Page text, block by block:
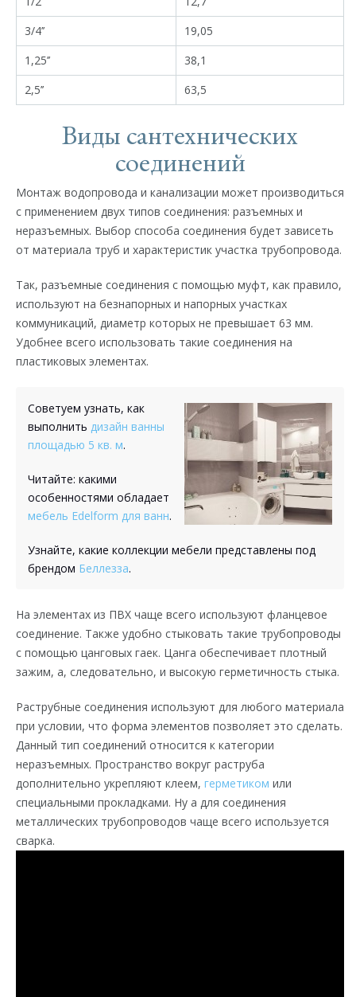
3/4’’
19,05
1,25’’
38,1
2,5’’
63,5
Виды сантехнических
соединений
Монтаж водопровода и канализации может производиться
с применением двух типов соединения: разъемных и
неразъемных. Выбор способа соединения будет зависеть
от материала труб и характеристик участка трубопровода.
Так, разъемные соединения с помощью муфт, как правило,
используют на безнапорных и напорных участках
коммуникаций, диаметр которых не превышает 63 мм.
Удобнее всего использовать такие соединения на
пластиковых элементах.
Советуем узнать, как
выполнить дизайн ванны
площадью 5 кв. м.
Читайте: какими
особенностями обладает
мебель Edelform для ванн.
Узнайте, какие коллекции мебели представлены под
брендом Беллезза.
На элементах из ПВХ чаще всего используют фланцевое
соединение. Также удобно стыковать такие трубопроводы
с помощью цанговых гаек. Цанга обеспечивает плотный
зажим, а, следовательно, и высокую герметичность стыка.
Раструбные соединения используют для любого материала
при условии, что форма элементов позволяет это сделать.
Данный тип соединений относится к категории
неразъемных. Пространство вокруг раструба
дополнительно укрепляют клеем, герметиком или
специальными прокладками. Ну а для соединения
металлических трубопроводов чаще всего используется
сварка.